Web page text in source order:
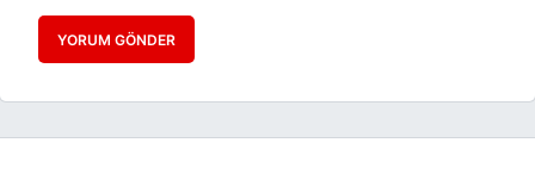
YORUM GÖNDER